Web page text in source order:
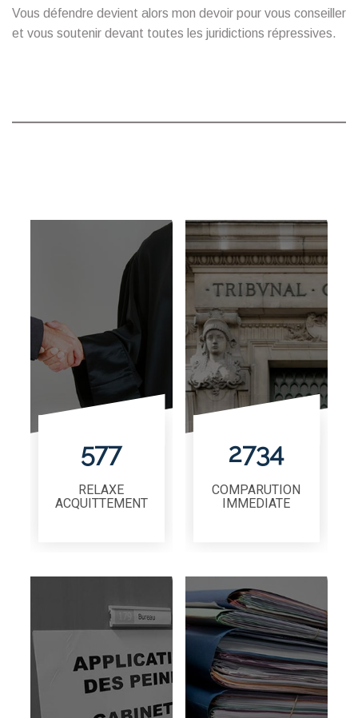
Vous défendre devient alors mon devoir pour vous conseiller
et vous soutenir devant toutes les juridictions répressives.
577
RELAXE
ACQUITTEMENT
2734
COMPARUTION
IMMEDIATE